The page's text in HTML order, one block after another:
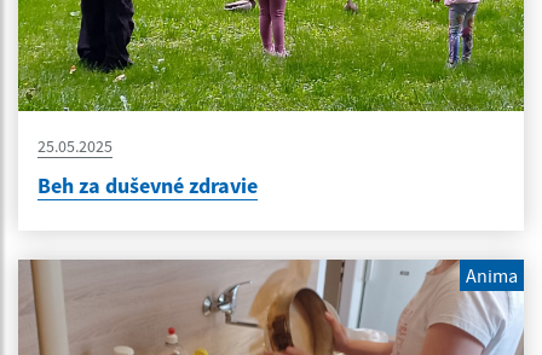
25.05.2025
Beh za duševné zdravie
Anima